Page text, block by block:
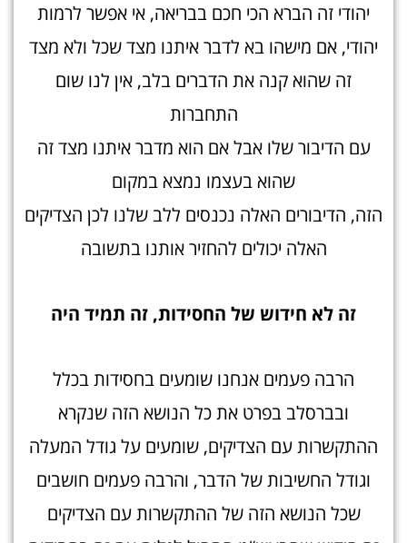
יהודי זה הברא הכי חכם בבריאה, אי אפשר לרמות
יהודי, אם מישהו בא לדבר איתנו מצד שכל ולא מצד
זה שהוא קנה את הדברים בלב, אין לנו שום
התחברות
עם הדיבור שלו אבל אם הוא מדבר איתנו מצד זה
שהוא בעצמו נמצא במקום
הזה, הדיבורים האלה נכנסים ללב שלנו לכן הצדיקים
האלה יכולים להחזיר אותנו בתשובה
זה לא חידוש של החסידות, זה תמיד היה
הרבה פעמים אנחנו שומעים בחסידות בכלל
ובברסלב בפרט את כל הנושא הזה שנקרא
ההתקשרות עם הצדיקים, שומעים על גודל המעלה
וגודל החשיבות של הדבר, והרבה פעמים חושבים
שכל הנושא הזה של ההתקשרות עם הצדיקים